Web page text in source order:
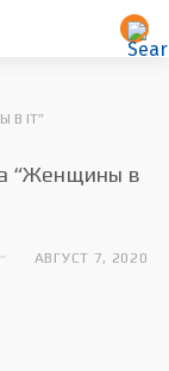
В IT”
“Женщины в
АВГУСТ 7, 2020